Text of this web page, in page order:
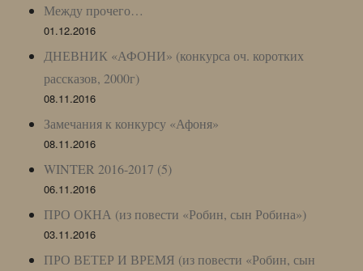
Между прочего…
01.12.2016
ДНЕВНИК «АФОНИ» (конкурса оч. коротких
рассказов, 2000г)
08.11.2016
Замечания к конкурсу «Афоня»
08.11.2016
WINTER 2016-2017 (5)
06.11.2016
ПРО ОКНА (из повести «Робин, сын Робина»)
03.11.2016
ПРО ВЕТЕР И ВРЕМЯ (из повести «Робин, сын